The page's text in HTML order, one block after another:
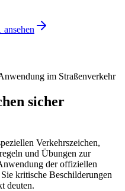
im Straßenverkehr
sicher
Verkehrszeichen,
und Übungen zur
der offiziellen
kritische Beschilderungen
deuten.